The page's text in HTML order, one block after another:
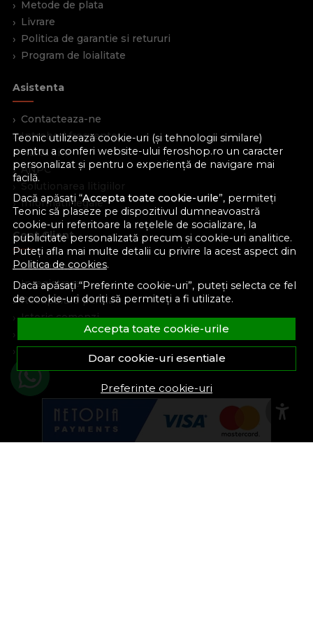
Teonic utilizează cookie-uri (și tehnologii similare)
pentru a conferi website-ului feroshop.ro un caracter
personalizat și pentru o experiență de navigare mai
facilă.
Dacă apăsați “Accepta toate cookie-urile”, permiteți
Teonic să plaseze pe dispozitivul dumneavoastră
cookie-uri referitoare la rețelele de socializare, la
publicitate personalizată precum și cookie-uri analitice.
Puteți afla mai multe detalii cu privire la acest aspect din
Politica de cookies.
Dacă apăsați “Preferinte cookie-uri”, puteți selecta ce fel
de cookie-uri doriți să permiteți a fi utilizate.
Accepta toate cookie-urile
Doar cookie-uri esentiale
Preferinte cookie-uri
Metode de plata
Livrare
Politica de garantie si retururi
Program de loialitate
Asistenta
Contacteaza-ne
Intrebari frecvente
Harta site
ANPC
Solutionarea litigiilor
Informatii legale
Cont Client
Contul meu
Inregistrare
Recuperare parola
Istoric comenzi
Produse favorite
Devino partener